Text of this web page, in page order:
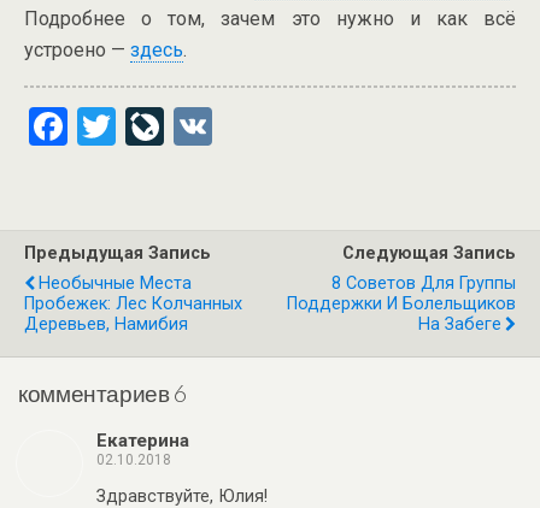
Подробнее о том, зачем это нужно и как всё
устроено — здесь.
F
b
o
o
k
T
er
Li
o
ur
n
al
Предыдущая Запись
Необычные Места
Пробежек: Лес Колчанных
Деревьев, Намибия
Следующая Запись
8 Советов Для Группы
Поддержки И Болельщиков
На Забеге
комментариев 6
Екатерина
02.10.2018
Здравствуйте, Юлия!